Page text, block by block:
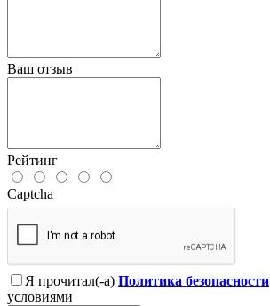
Ваш отзыв
Рейтинг
Captcha
Я прочитал(-а) Политика безопасности
условиями